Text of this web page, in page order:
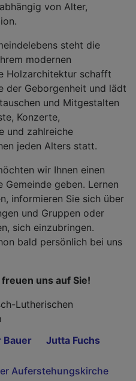
von Alter,
steht die
modernen
Holzarchitektur schafft
der Geborgenheit und lädt
und Mitgestalten
Konzerte,
und zahlreiche
jeden Alters statt.
wir Ihnen einen
geben. Lernen
informieren Sie sich über
und Gruppen oder
sich einzubringen.
bald persönlich bei uns
uns auf Sie!
Lutherischen
Bauer Jutta Fuchs
Auferstehungskirche